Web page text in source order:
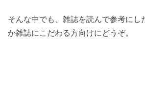
そんな中でも、雑誌を読んで参考にし
か雑誌にこだわる方向けにどうぞ。